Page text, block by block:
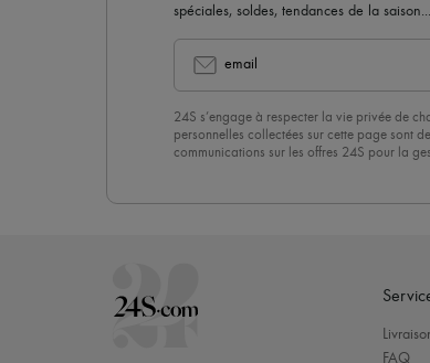
spéciales, soldes, tendances de la saison...
email
24S s’engage à respecter la vie privée de
personnelles collectées sur cette page sont
communications sur les offres 24S pour la
désinscrire » en bas de page de nos emails.
FAQ